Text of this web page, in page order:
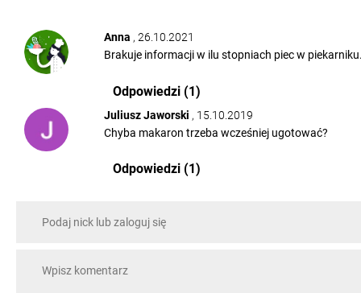
Anna , 26.10.2021
Brakuje informacji w ilu stopniach piec w
Odpowiedzi (1)
Juliusz Jaworski , 15.10.2019
Chyba makaron trzeba wcześniej ugotować?
Odpowiedzi (1)